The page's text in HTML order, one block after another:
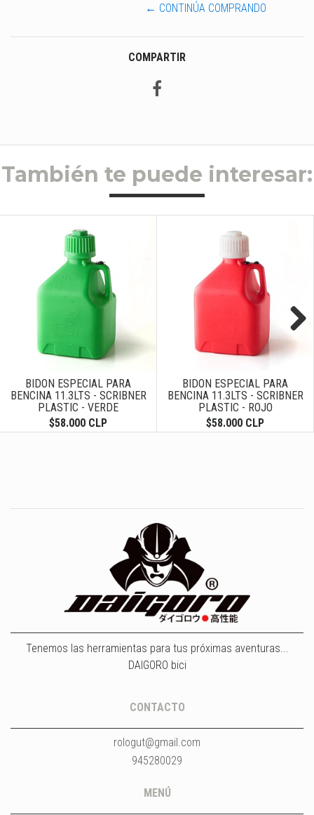
← CONTINÚA COMPRANDO
COMPARTIR
También te puede interesar:
BIDON ESPECIAL PARA
BENCINA 11.3LTS - SCRIBNER
PLASTIC - VERDE
$58.000 CLP
BIDON ESPECIAL PARA
BENCINA 11.3LTS - SCRIBNER
PLASTIC - ROJO
$58.000 CLP
Next
Tenemos las herramientas para tus próximas aventuras...
DAIGORO bici
CONTACTO
rologut@gmail.com
945280029
MENÚ